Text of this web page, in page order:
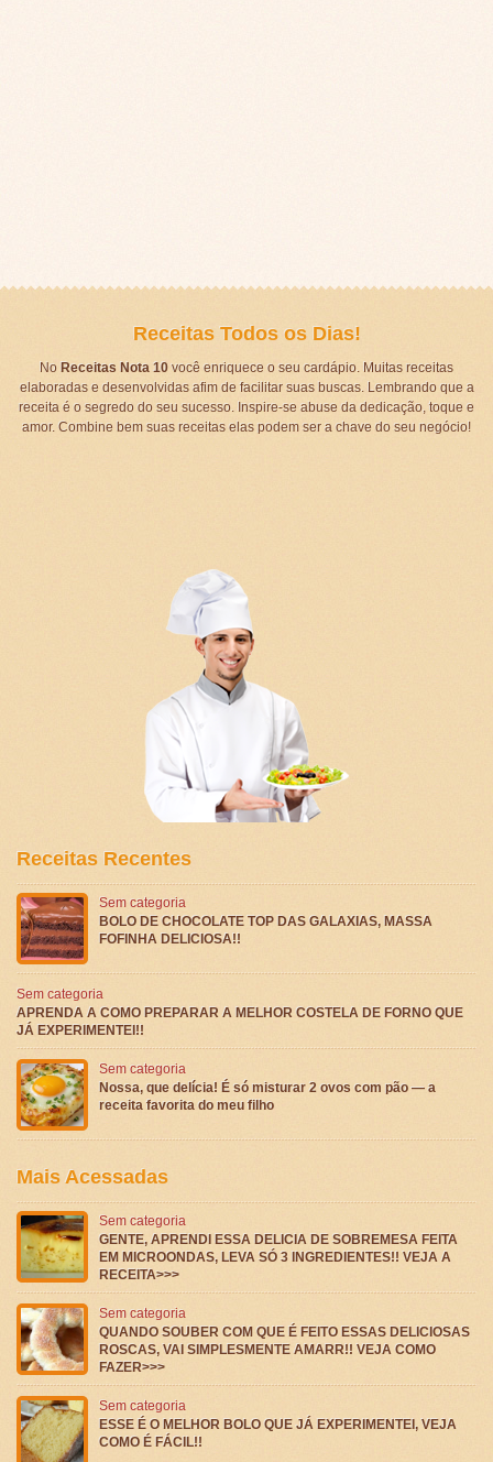
Receitas Todos os Dias!
No Receitas Nota 10você enriquece o seu cardápio. Muitas receitas
elaboradas e desenvolvidas afim de facilitar suas buscas. Lembrando que a
receita é o segredo do seu sucesso. Inspire-se abuse da dedicação, toque e
amor. Combine bem suas receitas elas podem ser a chave do seu negócio!
Receitas Recentes
Sem categoria
BOLO DE CHOCOLATE TOP DAS GALAXIAS, MASSA
FOFINHA DELICIOSA!!
Sem categoria
APRENDA A COMO PREPARAR A MELHOR COSTELA DE FORNO QUE
JÁ EXPERIMENTEI!!
Sem categoria
Nossa, que delícia! É só misturar 2 ovos com pão — a
receita favorita do meu filho
Mais Acessadas
Sem categoria
GENTE, APRENDI ESSA DELICIA DE SOBREMESA FEITA
EM MICROONDAS, LEVA SÓ 3 INGREDIENTES!! VEJA A
RECEITA>>>
Sem categoria
QUANDO SOUBER COM QUE É FEITO ESSAS DELICIOSAS
ROSCAS, VAI SIMPLESMENTE AMARR!! VEJA COMO
FAZER>>>
Sem categoria
ESSE É O MELHOR BOLO QUE JÁ EXPERIMENTEI, VEJA
COMO É FÁCIL!!